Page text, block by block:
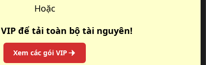
Hoặc
để tải toàn bộ tài nguyên!
Xem các gói VIP